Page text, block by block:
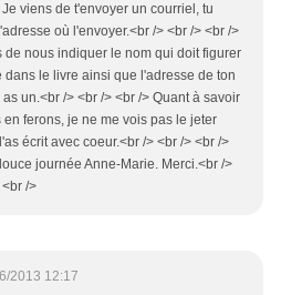
viens de t'envoyer un courriel, tu
où l'envoyer.<br /> <br /> <br />
de nous indiquer le nom qui doit figurer
dans le livre ainsi que l'adresse de ton
un.<br /> <br /> <br /> Quant à savoir
en ferons, je ne me vois pas le jeter
écrit avec coeur.<br /> <br /> <br />
journée Anne-Marie. Merci.<br />
/>
2013 12:17